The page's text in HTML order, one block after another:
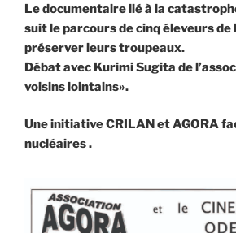
Le documentaire lié à la
suit le parcours de cinq éleveurs de
préserver leurs troupeaux.
Débat avec Kurimi Sugita de
voisins lointains».
Une initiative CRILAN et AGORA
nucléaires .